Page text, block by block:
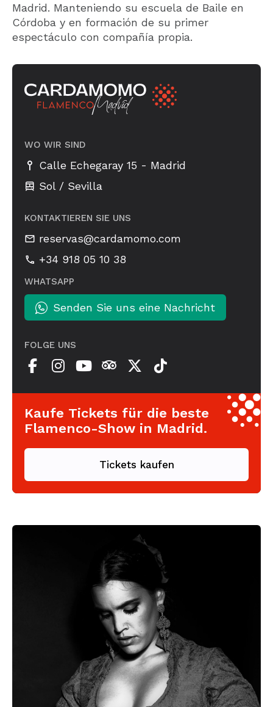
Madrid. Manteniendo su escuela de Baile en
Córdoba y en formación de su primer
espectáculo con compañía propia.
WO WIR SIND
Calle Echegaray 15 - Madrid
Sol / Sevilla
KONTAKTIEREN SIE UNS
reservas@cardamomo.com
+34 918 05 10 38
WHATSAPP
Senden Sie uns eine Nachricht
FOLGE UNS
Kaufe Tickets für die beste
Flamenco-Show in Madrid.
Tickets kaufen